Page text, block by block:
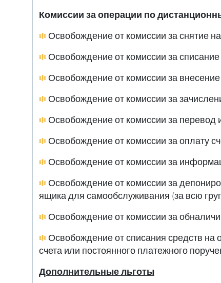
Комиссии за операции по
Освобождение от комиссии за снятие
Освобождение от комиссии за
Освобождение от комиссии за
Освобождение от комиссии за
Освобождение от комиссии за перевод
Освобождение от комиссии за оплату
Освобождение от комиссии за
Освобождение от комиссии за
ящика для самообслуживания (за всю
Освобождение от комиссии за
Освобождение от списания средств на
счета или постоянного платежного
Дополнительные льготы